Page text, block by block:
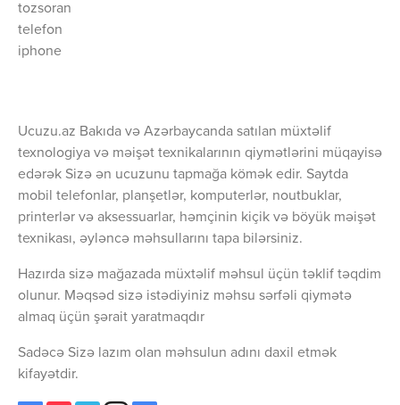
tozsoran
telefon
iphone
Ucuzu.az Bakıda və Azərbaycanda satılan müxtəlif
texnologiya və məişət texnikalarının qiymətlərini müqayisə
edərək Sizə ən ucuzunu tapmağa kömək edir. Saytda
mobil telefonlar, planşetlər, komputerlər, noutbuklar,
printerlər və aksessuarlar, həmçinin kiçik və böyük məişət
texnikası, əyləncə məhsullarını tapa bilərsiniz.
Hazırda sizə mağazada müxtəlif məhsul üçün təklif təqdim
olunur. Məqsəd sizə istədiyiniz məhsu sərfəli qiymətə
almaq üçün şərait yaratmaqdır
Sadəcə Sizə lazım olan məhsulun adını daxil etmək
kifayətdir.